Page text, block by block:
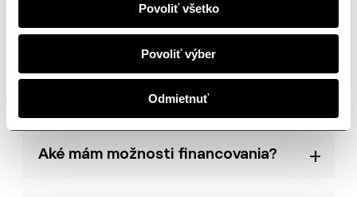
Povoliť všetko
Povoliť výber
Odmietnuť
Mám záujem o bývanie v Kvetnici.
Kde nájdem ponuku voľných bytov?
Kedy budú novostavby hotové?
Aké mám možnosti financovania?